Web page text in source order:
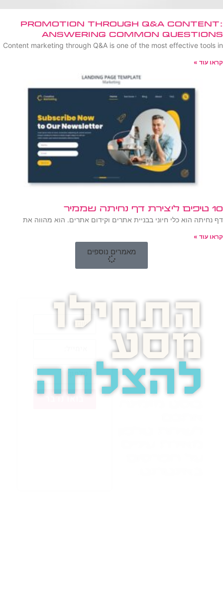
Promotion Through Q&A Content:
Answering Common Questions
Content marketing through Q&A is one of the most effective tools in
קראו עוד »
10 טיפים ליצירת דף נחיתה שממיר
דף נחיתה הוא כלי חיוני בבניית אתרים וקידום אתרים. הוא מהווה את
קראו עוד »
מאמרים נוספים
התחילו
מסע
להצלחה
בואו נדבר